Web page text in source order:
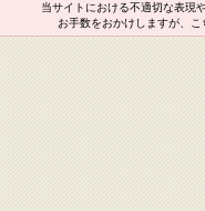
当サイトにおける不適切な表現
お手数をおかけしますが、こ